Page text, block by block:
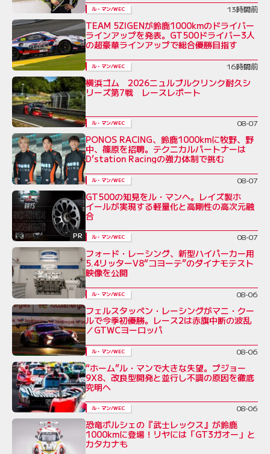
ル・マン/WEC 13時間前
TEAM 5ZIGENが鈴鹿1000kmのドライバー
ラインアップを発表。GT500ドライバー3人
の超豪華ラインアップで総合優勝目指す
ル・マン/WEC 16時間前
横浜ゴム 2026ニュルブルクリンク耐久シ
リーズ第7戦 レースレポート
ル・マン/WEC 08-07
PONOS RACING、鈴鹿1000kmに牧野、野
中、篠原を招聘。テクニカルパートナーは
D’station Racingの強力体制で挑む
ル・マン/WEC 08-07
PR
GT500の知見をル・マンへ。レイズ製ホ
イールが実現する軽量化と高剛性の高次元融
合
ル・マン/WEC 08-07
フォード・レーシング、新型ハイパーカー用
5.4リッターV8“コヨーテ”のダイナモテスト
映像を公開
ル・マン/WEC 08-06
フェルスタッペン・レーシングがマニ・クー
ルで今季初優勝。レース2は赤旗中断の波乱
／GTWCヨーロッパ
ル・マン/WEC 08-06
“ホーム”ル・マンで大きな失望。プジョー
9X8、改良型開発と並行し不調の原因を徹底
究明へ
ル・マン/WEC 08-06
恐竜ポルシェの『武士レックス』が鈴鹿
1000kmに登場！リヤには「GT3ガオー」と
カタカナも